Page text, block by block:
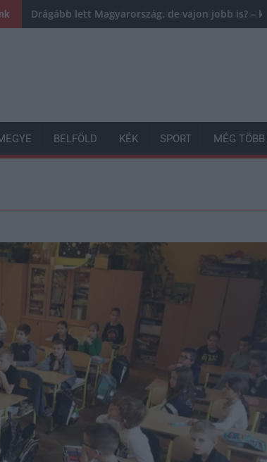
Drágább lett Magyarország, de vajon jobb is? –
BELFÖLD KÉK SPORT MÉG